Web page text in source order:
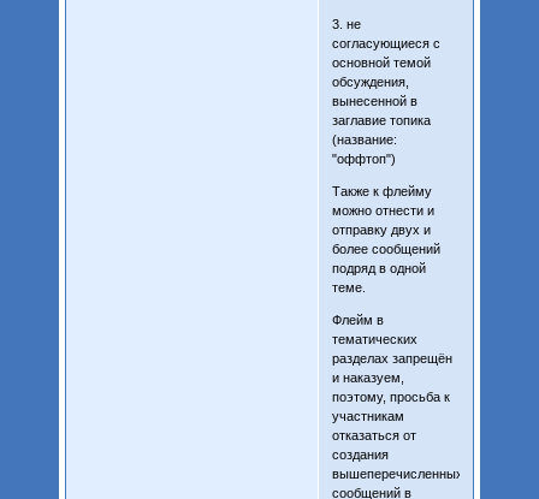
3. не
согласующиеся с
основной темой
обсуждения,
вынесенной в
заглавие топика
(название:
"оффтоп")
Также к флейму
можно отнести и
отправку двух и
более сообщений
подряд в одной
теме.
Флейм в
тематических
разделах запрещён
и наказуем,
поэтому, просьба к
участникам
отказаться от
создания
вышеперечисленных
сообщений в